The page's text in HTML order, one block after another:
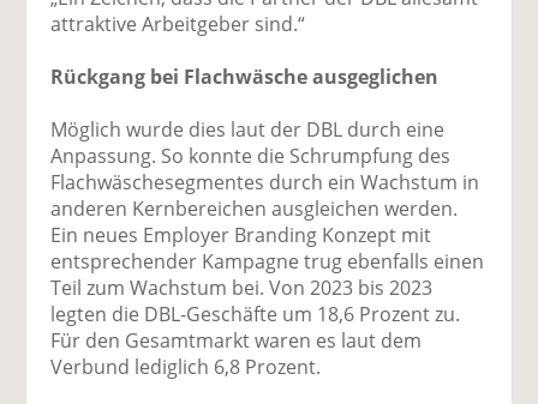
attraktive Arbeitgeber sind.“
Rückgang bei Flachwäsche ausgeglichen
Möglich wurde dies laut der DBL durch eine
Anpassung. So konnte die Schrumpfung des
Flachwäschesegmentes durch ein Wachstum in
anderen Kernbereichen ausgleichen werden.
Ein neues Employer Branding Konzept mit
entsprechender Kampagne trug ebenfalls einen
Teil zum Wachstum bei. Von 2023 bis 2023
legten die DBL-Geschäfte um 18,6 Prozent zu.
Für den Gesamtmarkt waren es laut dem
Verbund lediglich 6,8 Prozent.